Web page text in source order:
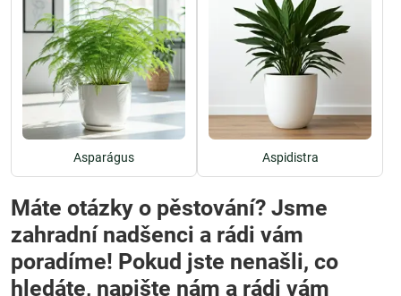
Asparágus Aspidistra
Máte otázky o pěstování? Jsme
zahradní nadšenci a rádi vám
poradíme! Pokud jste nenašli, co
hledáte, napište nám a rádi vám